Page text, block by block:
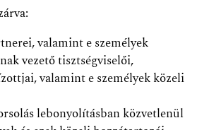
valamint e személyek
vezető tisztségviselői,
valamint e személyek közeli
lebonyolításban közvetlenül